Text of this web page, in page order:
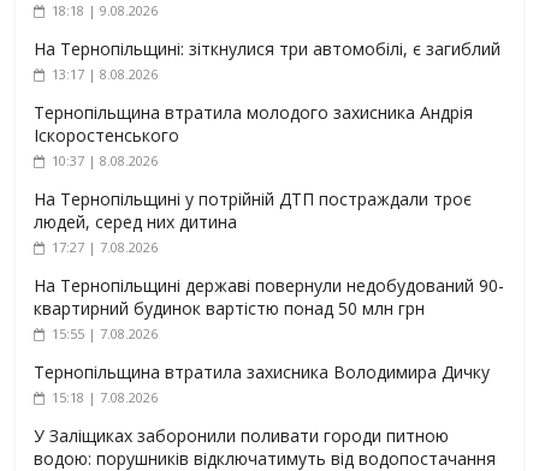
18:18 | 9.08.2026
На Тернопільщині: зіткнулися три автомобілі, є загиблий
13:17 | 8.08.2026
Тернопільщина втратила молодого захисника Андрія
Іскоростенського
10:37 | 8.08.2026
На Тернопільщині у потрійній ДТП постраждали троє
людей, серед них дитина
17:27 | 7.08.2026
На Тернопільщині державі повернули недобудований 90-
квартирний будинок вартістю понад 50 млн грн
15:55 | 7.08.2026
Тернопільщина втратила захисника Володимира Дичку
15:18 | 7.08.2026
У Заліщиках заборонили поливати городи питною
водою: порушників відключатимуть від водопостачання